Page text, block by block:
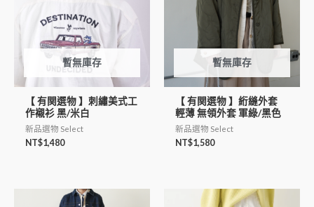
暫無庫存
【 有関選物 】刺繡美式工
作襯衫 黑/米白
新品選物 Select
NT$1,480
暫無庫存
【 有関選物 】絎縫外套
輕薄 無領外套 軍綠/黑色
新品選物 Select
NT$1,580